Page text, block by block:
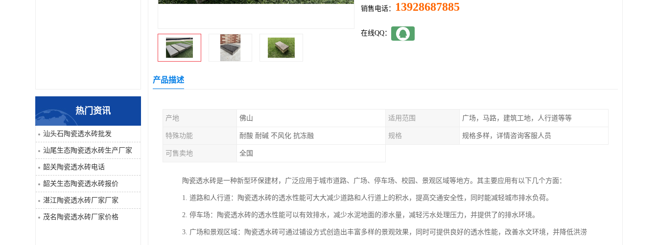
热门资讯
汕头石陶瓷透水砖批发
汕尾生态陶瓷透水砖生产厂家
韶关陶瓷透水砖电话
韶关生态陶瓷透水砖报价
湛江陶瓷透水砖厂家厂家
茂名陶瓷透水砖厂家价格
销售电话： 13928687885
在线QQ：
产品描述
产地 佛山 适用范围 广场，马路，建筑工地，人行道等等
特殊功能 耐酸 耐碱 不风化 抗冻融 规格 规格多样，详情咨询客服人员
可售卖地 全国
陶瓷透水砖是一种新型环保建材，广泛应用于城市道路、广场、停车场、校园、景观区域等地方。其主要应用有以下几个方面：
1. 道路和人行道：陶瓷透水砖的透水性能可大大减少道路和人行道上的积水，提高交通安全性，同时能减轻城市排水负荷。
2. 停车场：陶瓷透水砖的透水性能可以有效排水，减少水泥地面的渗水量，减轻污水处理压力，并提供了的排水环境。
3. 广场和景观区域：陶瓷透水砖可通过铺设方式创造出丰富多样的景观效果，同时可提供良好的透水性能，改善水文环境，并降低洪涝